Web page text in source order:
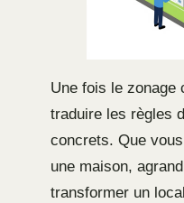
Une fois le zonage
traduire les règles
concrets. Que
une maison,
transformer un